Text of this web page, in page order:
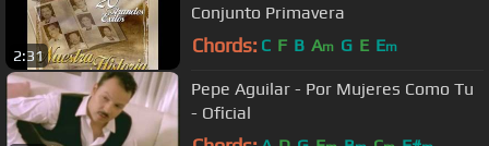
2:31
Conjunto Primavera
Chords: C F B Am G E Em
Pepe Aguilar - Por Mujeres Como Tu
- Oficial